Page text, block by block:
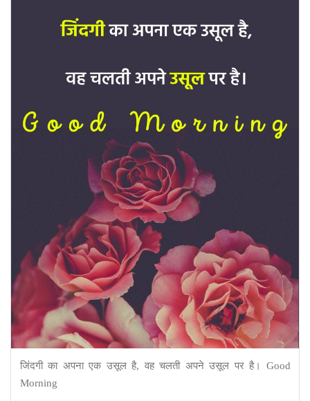
जिंदगी का अपना एक उसूल है, वह चलती अपने उसूल पर है। Good
Morning